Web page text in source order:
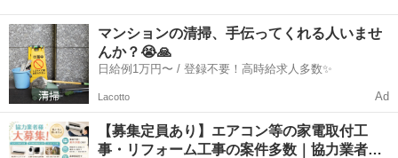
マンションの清掃、手伝ってくれる人いませ
んか？😭🙏
日給例1万円〜 / 登録不要！高時給求人多数✨
Lacotto Ad
【募集定員あり】エアコン等の家電取付工
事・リフォーム工事の案件多数｜協力業者